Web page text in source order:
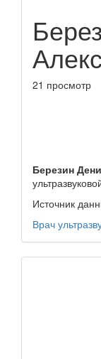
21 просмотр
Березин
Источник
Врач